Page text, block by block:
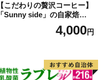
【こだわりの贅沢コーヒー】
「Sunny side」の自家焙煎珈
琲サニーブレンド（100g）
4,000円